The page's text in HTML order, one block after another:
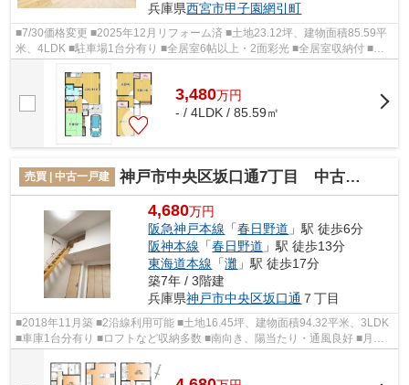
兵庫県西宮市甲子園網引町
■7/30価格変更 ■2025年12月リフォーム済 ■土地23.12坪、建物面積85.59平
米、4LDK ■駐車場1台分有り ■全居室6帖以上・2面彩光 ■全居室収納付 ■北
3,480万円
- / 4LDK / 85.59㎡
売買 | 中古一戸建 神戸市中央区坂口通7丁目 中古戸建
4,680万円
阪急神戸本線 「春日野道 」駅 徒歩6分
阪神本線 「春日野道 」駅 徒歩13分
東海道本線 「灘 」駅 徒歩17分
築7年 / 3階建
兵庫県神戸市中央区坂口通 ７丁目
■2018年11月築 ■2沿線利用可能 ■土地16.45坪、建物面積94.32平米、3LDK
■車庫1台分有り ■ロフトなど収納多数 ■南向き、陽当たり・通風良好 ■月々
12万円台から購入可能 ■浴室乾燥機・...